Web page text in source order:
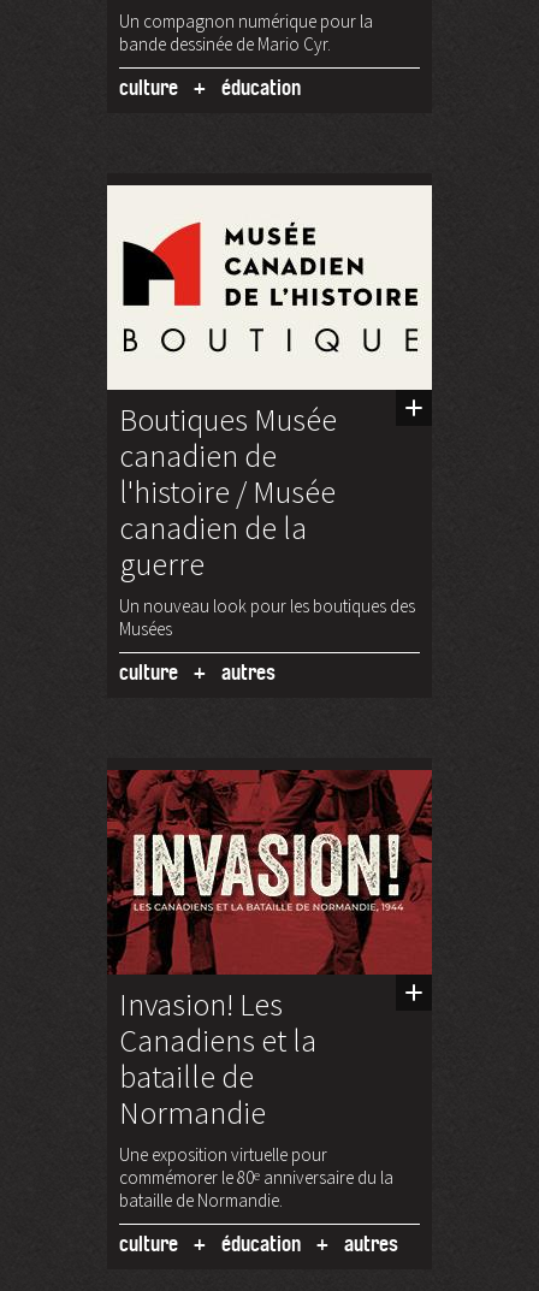
Un compagnon numérique pour la
bande dessinée de Mario Cyr.
culture éducation
Boutiques Musée
canadien de
l'histoire / Musée
canadien de la
guerre
Un nouveau look pour les boutiques des
Musées
culture autres
Invasion! Les
Canadiens et la
bataille de
Normandie
Une exposition virtuelle pour
commémorer le 80e anniversaire du la
bataille de Normandie.
culture éducation autres